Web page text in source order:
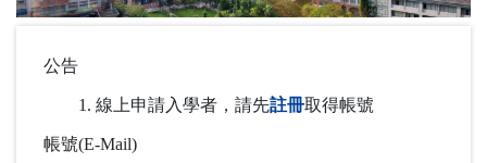
公告
線上申請入學者，請先註冊取得帳號
帳號(E-Mail)